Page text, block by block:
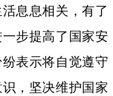
息息相关，有了
步提高了国家安
表示将自觉遵守
，坚决维护国家